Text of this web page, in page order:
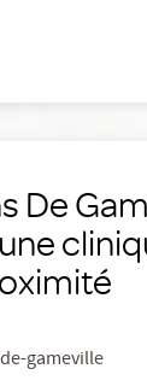
De
gameville